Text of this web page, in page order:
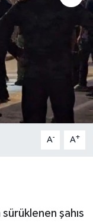
A- A+
şahıs